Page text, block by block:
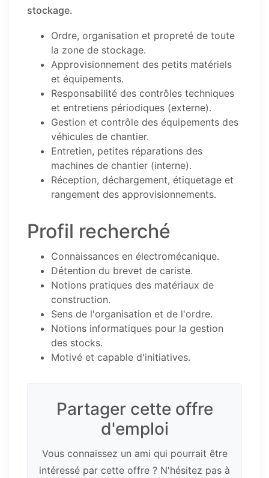
stockage.
Ordre, organisation et propreté de toute
la zone de stockage.
Approvisionnement des petits matériels
et équipements.
Responsabilité des contrôles techniques
et entretiens périodiques (externe).
Gestion et contrôle des équipements des
véhicules de chantier.
Entretien, petites réparations des
machines de chantier (interne).
Réception, déchargement, étiquetage et
rangement des approvisionnements.
Profil recherché
Connaissances en électromécanique.
Détention du brevet de cariste.
Notions pratiques des matériaux de
construction.
Sens de l'organisation et de l'ordre.
Notions informatiques pour la gestion
des stocks.
Motivé et capable d'initiatives.
Partager cette offre
d'emploi
Vous connaissez un ami qui pourrait être
intéressé par cette offre ? N'hésitez pas à